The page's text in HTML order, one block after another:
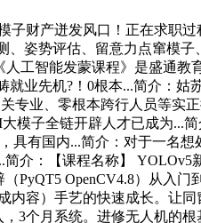
财产迸发风口！正在求职过
姿势评估、留意力点窜模
工智能发蒙课程》是盛通教
业先机?！0根本...简介：姑
专业、零根本跨行人员等实
模子全链开辟人才已成为...
具有国内...简介：对于一名
介：【课程名称】 YOLOv5
OpenCV4.8）从入门
容）手艺的快速成长。让
3个月系统。进修无人机的